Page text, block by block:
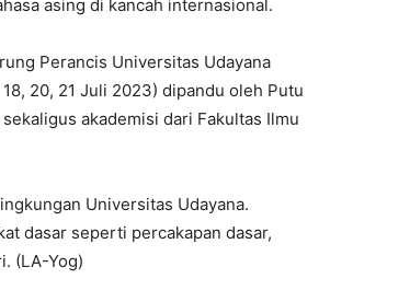
asing di kancah internasional.
Perancis Universitas Udayana
20, 21 Juli 2023) dipandu oleh Putu
akademisi dari Fakultas Ilmu
Universitas Udayana.
dasar seperti percakapan dasar,
(LA-Yog)